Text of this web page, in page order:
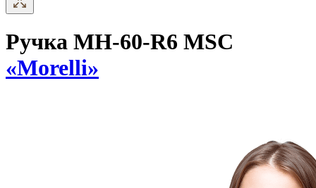
Ручка MH-60-R6 MSC
«Morelli»